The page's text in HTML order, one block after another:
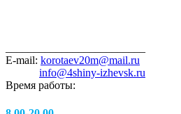
E-mail: korotaev20m@mail.ru
info@4shiny-izhevsk.ru
Время работы: